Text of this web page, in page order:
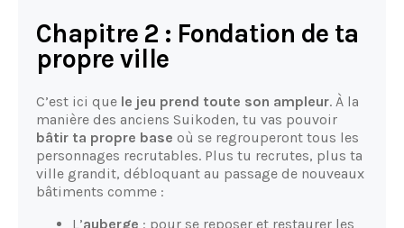
Chapitre 2 : Fondation de ta
propre ville
C’est ici que le jeu prend toute son ampleur. À la
manière des anciens Suikoden, tu vas pouvoir
bâtir ta propre base où se regrouperont tous les
personnages recrutables. Plus tu recrutes, plus ta
ville grandit, débloquant au passage de nouveaux
bâtiments comme :
L’auberge : pour se reposer et restaurer les